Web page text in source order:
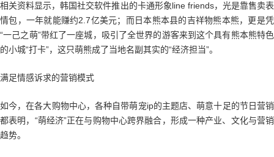
相关资料显示，韩国社交软件推出的卡通形象line friends，光是靠售卖表
情包，一年就能赚约2.7亿美元；而日本熊本县的吉祥物熊本熊，更是凭
“一己之萌”带红了一座城，吸引了全世界的游客来到这个具有熊本熊特色
的小城“打卡”，这只萌熊成了当地名副其实的“经济担当”。
满足情感诉求的营销模式
如今，在各大购物中心，各种自带萌宠ip的主题店、萌意十足的节日营销
都表明，“萌经济”正在与购物中心跨界融合，形成一种产业、文化与营销
趋势。